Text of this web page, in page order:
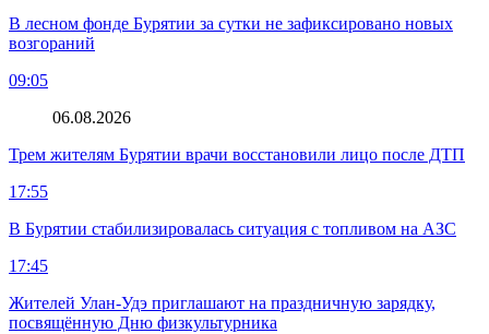
В лесном фонде Бурятии за сутки не зафиксировано новых
возгораний
09:05
06.08.2026
Трем жителям Бурятии врачи восстановили лицо после ДТП
17:55
В Бурятии стабилизировалась ситуация с топливом на АЗС
17:45
Жителей Улан-Удэ приглашают на праздничную зарядку,
посвящённую Дню физкультурника